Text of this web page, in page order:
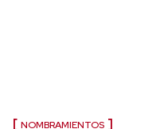
NOMBRAMIENTOS